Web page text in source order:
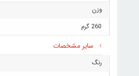
وزن
260 گرم
سایر مشخصات
رنگ